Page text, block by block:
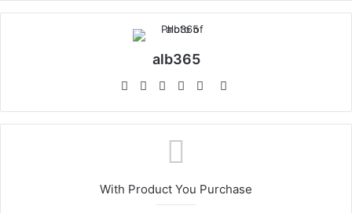
alb365
WebsiteFacebook
TwitterLinkedInYouTube
Instagram
With Product You Purchase